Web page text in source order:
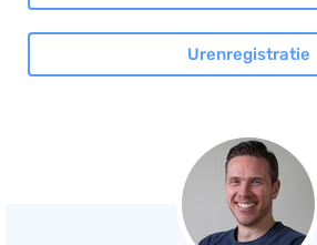
Urenregistratie